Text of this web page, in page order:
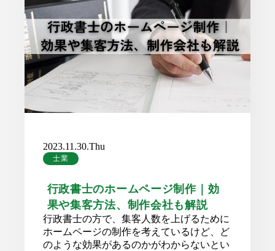
2023.11.30.Thu
士業
行政書士のホームページ制作｜効
果や集客方法、制作会社も解説
行政書士の方で、集客人数を上げるために
ホームページの制作を考えているけど、ど
のような効果があるのかがわからないとい